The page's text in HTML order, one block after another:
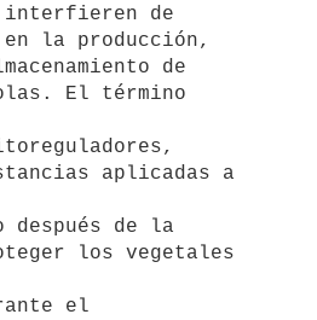
de
la producción,
de
El término
aplicadas a
de la
los vegetales
el